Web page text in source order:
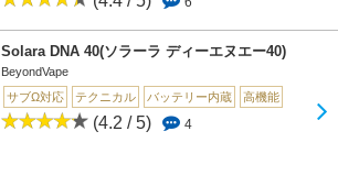
Solara DNA 40(ソラーラ ディーエヌエー40)
BeyondVape
サブΩ対応
テクニカル バッテリー内蔵 高機能
(4.2 / 5) 4